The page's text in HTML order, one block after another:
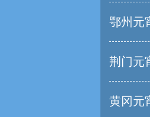
鄂州元
荆门元
黄冈元